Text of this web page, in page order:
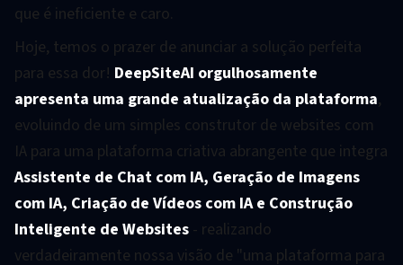
que é ineficiente e caro.
Hoje, temos o prazer de anunciar a solução perfeita
para essa dor! DeepSiteAI orgulhosamente
apresenta uma grande atualização da plataforma,
evoluindo de um simples construtor de websites com
IA para uma plataforma criativa abrangente que integra
Assistente de Chat com IA, Geração de Imagens
com IA, Criação de Vídeos com IA e Construção
Inteligente de Websites - realizando
verdadeiramente nossa visão de "uma plataforma para